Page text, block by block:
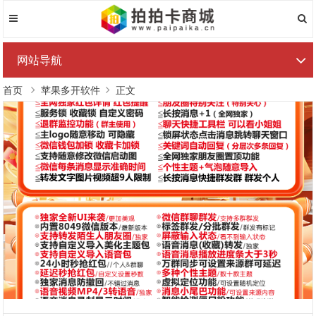
网站导航
首页 苹果多开软件 正文